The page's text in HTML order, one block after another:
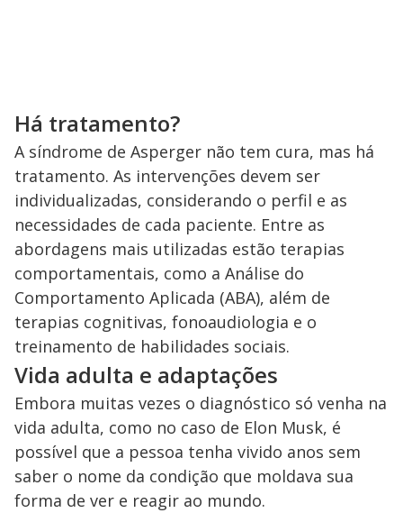
Há tratamento?
A síndrome de Asperger não tem cura, mas há
tratamento. As intervenções devem ser
individualizadas, considerando o perfil e as
necessidades de cada paciente. Entre as
abordagens mais utilizadas estão terapias
comportamentais, como a Análise do
Comportamento Aplicada (ABA), além de
terapias cognitivas, fonoaudiologia e o
treinamento de habilidades sociais.
Vida adulta e adaptações
Embora muitas vezes o diagnóstico só venha na
vida adulta, como no caso de Elon Musk, é
possível que a pessoa tenha vivido anos sem
saber o nome da condição que moldava sua
forma de ver e reagir ao mundo.